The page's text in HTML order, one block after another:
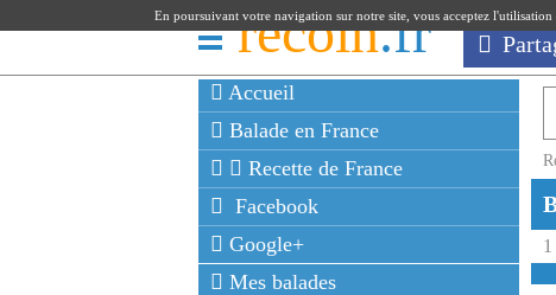
recoin.fr
Accueil
Balade en France
Recette de France
Facebook
Google+
Mes balades
1
En poursuivant votre navigation sur notre site, vous acceptez l'utilisation